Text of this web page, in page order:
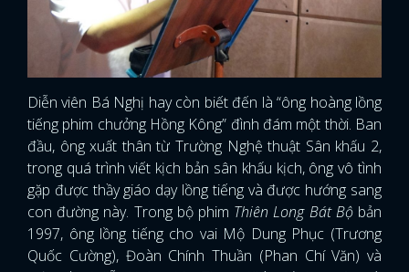
Diễn viên Bá Nghị hay còn biết đến là “ông hoàng lồng
tiếng phim chưởng Hồng Kông” đình đám một thời. Ban
đầu, ông xuất thân từ Trường Nghệ thuật Sân khấu 2,
trong quá trình viết kịch bản sân khấu kịch, ông vô tình
gặp được thầy giáo dạy lồng tiếng và được hướng sang
con đường này. Trong bộ phim Thiên Long Bát Bộbản
1997, ông lồng tiếng cho vai Mộ Dung Phục (Trương
Quốc Cường), Đoàn Chính Thuần (Phan Chí Văn) và